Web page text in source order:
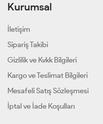
Kurumsal
İletişim
Sipariş Takibi
Gizlilik ve Kvkk Bilgileri
Kargo ve Teslimat Bilgileri
Mesafeli Satış Sözleşmesi
İptal ve İade Koşulları